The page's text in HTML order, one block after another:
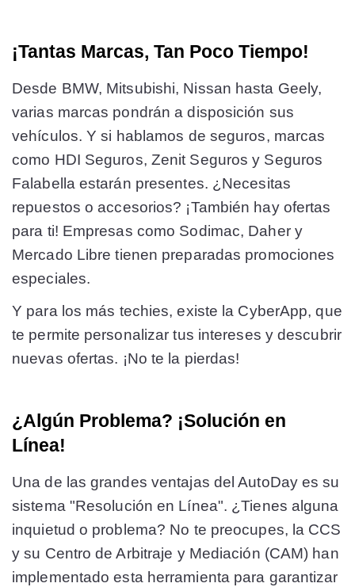
¡Tantas Marcas, Tan Poco Tiempo!
Desde BMW, Mitsubishi, Nissan hasta Geely,
varias marcas pondrán a disposición sus
vehículos. Y si hablamos de seguros, marcas
como HDI Seguros, Zenit Seguros y Seguros
Falabella estarán presentes. ¿Necesitas
repuestos o accesorios? ¡También hay ofertas
para ti! Empresas como Sodimac, Daher y
Mercado Libre tienen preparadas promociones
especiales.
Y para los más techies, existe la CyberApp, que
te permite personalizar tus intereses y descubrir
nuevas ofertas. ¡No te la pierdas!
¿Algún Problema? ¡Solución en
Línea!
Una de las grandes ventajas del AutoDay es su
sistema "Resolución en Línea". ¿Tienes alguna
inquietud o problema? No te preocupes, la CCS
y su Centro de Arbitraje y Mediación (CAM) han
implementado esta herramienta para garantizar